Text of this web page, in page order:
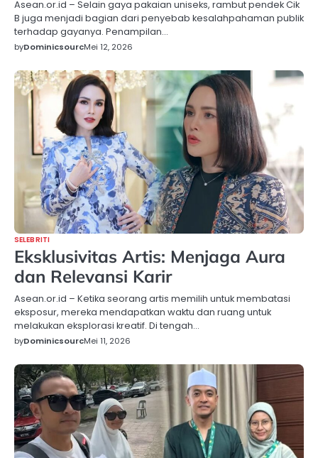
Asean.or.id – Selain gaya pakaian uniseks, rambut pendek Cik
B juga menjadi bagian dari penyebab kesalahpahaman publik
terhadap gayanya. Penampilan…
byDominicsourcMei 12, 2026
SELEBRITI
Eksklusivitas Artis: Menjaga Aura
dan Relevansi Karir
Asean.or.id – Ketika seorang artis memilih untuk membatasi
eksposur, mereka mendapatkan waktu dan ruang untuk
melakukan eksplorasi kreatif. Di tengah…
byDominicsourcMei 11, 2026